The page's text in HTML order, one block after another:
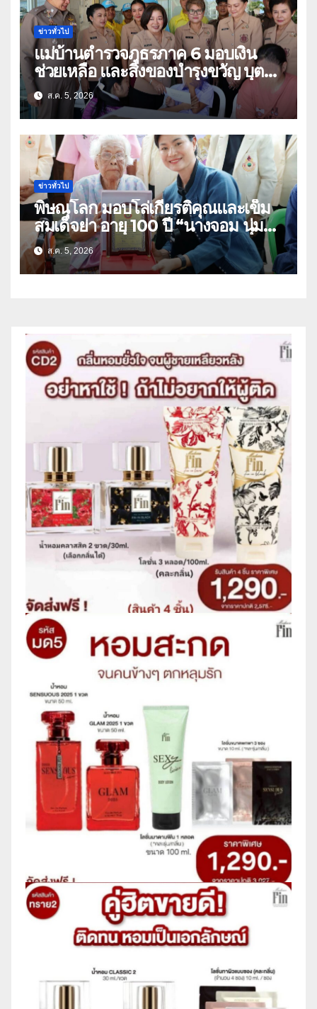
ข่าวทั่วไป
แม่บ้านตำรวจภูธรภาค 6 มอบเงิน
ช่วยเหลือ และสิ่งของบำรุงขวัญ บุตร-
ธิดา ข้าราชการตำรวจจังหวัด
อุทัยธานี
ส.ค. 5, 2026
ข่าวทั่วไป
พิษณุโลก มอบโล่เกียรติคุณและเข็ม
สมเด็จย่า อายุ 100 ปี “นางจอม นุ่ม
เนตร” ตำบลบ้านกร่าง อำเภอเมือง
ส.ค. 5, 2026